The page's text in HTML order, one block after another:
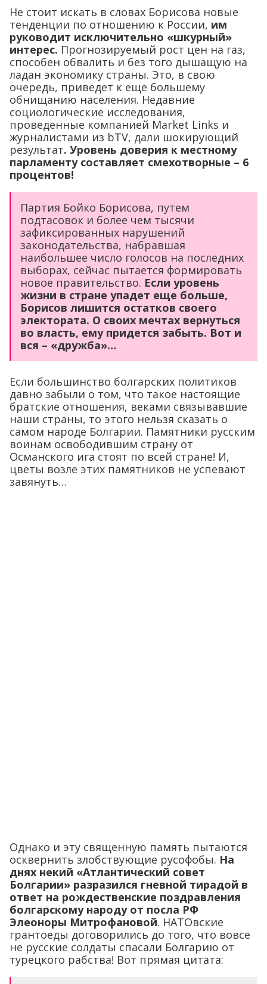
Не стоит искать в словах Борисова новые
тенденции по отношению к России, им
руководит исключительно «шкурный»
интерес. Прогнозируемый рост цен на газ,
способен обвалить и без того дышащую на
ладан экономику страны. Это, в свою
очередь, приведет к еще большему
обнищанию населения. Недавние
социологические исследования,
проведенные компанией Market Links и
журналистами из bTV, дали шокирующий
результат. Уровень доверия к местному
парламенту составляет смехотворные – 6
процентов!
Партия Бойко Борисова, путем
подтасовок и более чем тысячи
зафиксированных нарушений
законодательства, набравшая
наибольшее число голосов на последних
выборах, сейчас пытается формировать
новое правительство. Если уровень
жизни в стране упадет еще больше,
Борисов лишится остатков своего
электората. О своих мечтах вернуться
во власть, ему придется забыть. Вот и
вся – «дружба»…
Если большинство болгарских политиков
давно забыли о том, что такое настоящие
братские отношения, веками связывавшие
наши страны, то этого нельзя сказать о
самом народе Болгарии. Памятники русским
воинам освободившим страну от
Османского ига стоят по всей стране! И,
цветы возле этих памятников не успевают
завянуть…
Однако и эту священную память пытаются
осквернить злобствующие русофобы. На
днях некий «Атлантический совет
Болгарии» разразился гневной тирадой в
ответ на рождественские поздравления
болгарскому народу от посла РФ
Элеоноры Митрофановой. НАТОвские
грантоеды договорились до того, что вовсе
не русские солдаты спасали Болгарию от
турецкого рабства! Вот прямая цитата: